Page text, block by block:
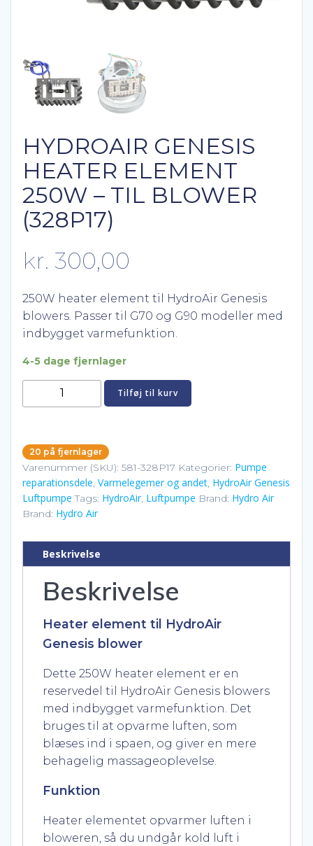
HYDROAIR GENESIS
HEATER ELEMENT
250W – TIL BLOWER
(328P17)
kr. 300,00
250W heater element til HydroAir Genesis
blowers. Passer til G70 og G90 modeller med
indbygget varmefunktion.
4-5 dage fjernlager
HydroAir
Genesis
250W
–
til
blower
antal
Tilføj til kurv
20 på fjernlager
Varenummer (SKU): 581-328P17 Kategorier: Pumpe
reparationsdele, Varmelegemer og andet, HydroAir Genesis
Luftpumpe Tags: HydroAir, Luftpumpe Brand: Hydro Air
Brand: Hydro Air
Beskrivelse
Beskrivelse
Heater element til HydroAir
Genesis blower
Dette 250W heater element er en
reservedel til HydroAir Genesis blowers
med indbygget varmefunktion. Det
bruges til at opvarme luften, som
blæses ind i spaen, og giver en mere
behagelig massageoplevelse.
Funktion
Heater elementet opvarmer luften i
bloweren, så du undgår kold luft i